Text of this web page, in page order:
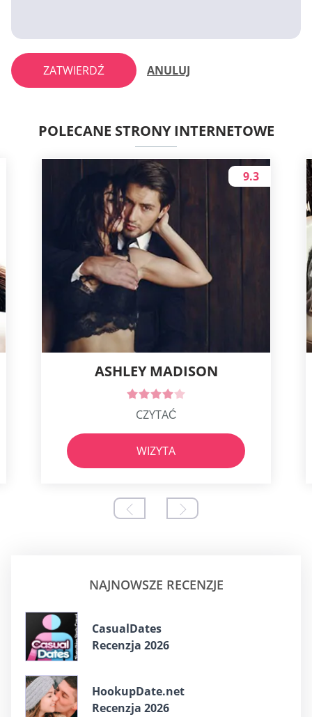
ZATWIERDŹ ANULUJ
POLECANE STRONY INTERNETOWE
ASHLEY MADISON
9.3
CZYTAĆ
WIZYTA
NAJNOWSZE RECENZJE
CasualDates
Recenzja 2026
HookupDate.net
Recenzja 2026